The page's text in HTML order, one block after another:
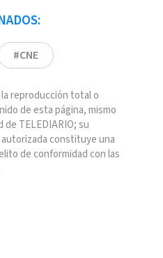
#CNE
reproducción total o
de esta página, mismo
de TELEDIARIO; su
constituye una
de conformidad con las